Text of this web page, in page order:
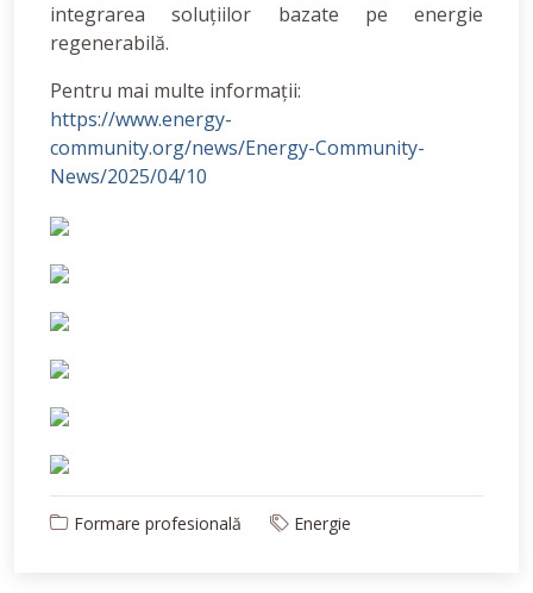
integrarea soluțiilor bazate pe energie
regenerabilă.
Pentru mai multe informații:
https://www.energy-
community.org/news/Energy-Community-
News/2025/04/10
Formare profesională Energie